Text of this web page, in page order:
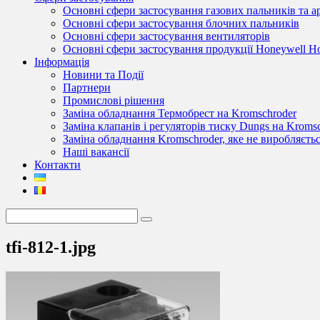
Основні сфери застосування газових пальників та
Основні сфери застосування блочних пальників
Основні сфери застосування вентиляторів
Основні сфери застосування продукції Honeywell
Інформація
Новини та Події
Партнери
Промислові рішення
Заміна обладнання Термобрест на Kromschroder
Заміна клапанів і регуляторів тиску Dungs на
Заміна обладнання Kromschroder, яке не
Наші вакансії
Контакти
tfi-812-1.jpg